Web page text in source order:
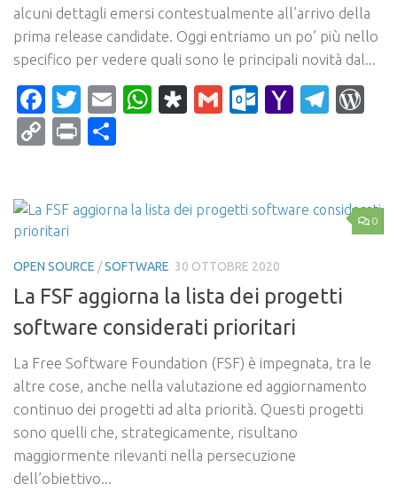
alcuni dettagli emersi contestualmente all’arrivo della
prima release candidate. Oggi entriamo un po’ più nello
specifico per vedere quali sono le principali novità dal...
Facebook
Twitter
EmailWhatsApp
Diaspora
Gmail Yahoo
CopyPrint
0
OPEN SOURCE /SOFTWARE 30 OTTOBRE 2020
La FSF aggiorna la lista dei progetti
software considerati prioritari
La Free Software Foundation (FSF) è impegnata, tra le
altre cose, anche nella valutazione ed aggiornamento
continuo dei progetti ad alta priorità. Questi progetti
sono quelli che, strategicamente, risultano
maggiormente rilevanti nella persecuzione
dell’obiettivo...